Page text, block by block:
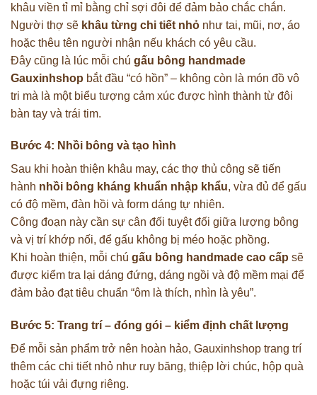
khâu viền tỉ mỉ bằng chỉ sợi đôi để đảm bảo chắc chắn.
Người thợ sẽ khâu từng chi tiết nhỏ như tai, mũi, nơ, áo
hoặc thêu tên người nhận nếu khách có yêu cầu.
Đây cũng là lúc mỗi chú gấu bông handmade
Gauxinhshop bắt đầu “có hồn” – không còn là món đồ vô
tri mà là một biểu tượng cảm xúc được hình thành từ đôi
bàn tay và trái tim.
Bước 4: Nhồi bông và tạo hình
Sau khi hoàn thiện khâu may, các thợ thủ công sẽ tiến
hành nhồi bông kháng khuẩn nhập khẩu, vừa đủ để gấu
có độ mềm, đàn hồi và form dáng tự nhiên.
Công đoạn này cần sự cân đối tuyệt đối giữa lượng bông
và vị trí khớp nối, để gấu không bị méo hoặc phồng.
Khi hoàn thiện, mỗi chú gấu bông handmade cao cấp sẽ
được kiểm tra lại dáng đứng, dáng ngồi và độ mềm mại để
đảm bảo đạt tiêu chuẩn “ôm là thích, nhìn là yêu”.
Bước 5: Trang trí – đóng gói – kiểm định chất lượng
Để mỗi sản phẩm trở nên hoàn hảo, Gauxinhshop trang trí
thêm các chi tiết nhỏ như ruy băng, thiệp lời chúc, hộp quà
hoặc túi vải đựng riêng.